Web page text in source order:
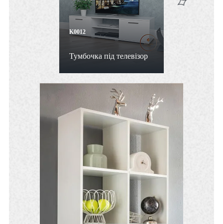
K0012
Тумбочка під телевізор